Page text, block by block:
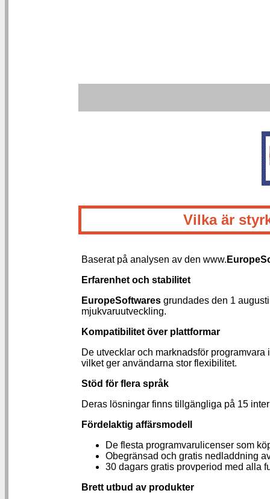
Vilka är
Baserat på analysen av den www.
Erfarenhet och stabilitet
EuropeSoftwares grundades den 1
mjukvaruutveckling.
Kompatibilitet över plattformar
De utvecklar och marknadsför programvara
vilket ger användarna stor flexibilitet.
Stöd för flera språk
Deras lösningar finns tillgängliga på 15
Fördelaktig affärsmodell
De flesta programvarulicenser som
Obegränsad och gratis nedladdning
30 dagars gratis provperiod med alla
Brett utbud av produkter